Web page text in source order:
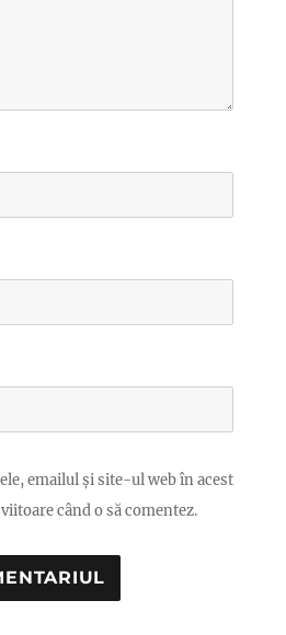
emailul și site-ul web în acest
când o să comentez.